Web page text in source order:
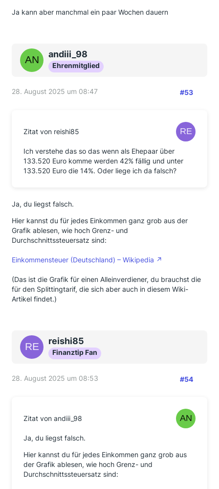
Ja kann aber manchmal ein paar Wochen dauern
andiii_98
Ehrenmitglied
28. August 2025 um 08:47 #53
Zitat von reishi85
Ich verstehe das so das wenn als Ehepaar über
133.520 Euro komme werden 42% fällig und unter
133.520 Euro die 14%. Oder liege ich da falsch?
Ja, du liegst falsch.
Hier kannst du für jedes Einkommen ganz grob aus der
Grafik ablesen, wie hoch Grenz- und
Durchschnittssteuersatz sind:
Einkommensteuer (Deutschland) – Wikipedia
(Das ist die Grafik für einen Alleinverdiener, du brauchst die
für den Splittingtarif, die sich aber auch in diesem Wiki-
Artikel findet.)
reishi85
Finanztip Fan
28. August 2025 um 08:53 #54
Zitat von andiii_98
Ja, du liegst falsch.
Hier kannst du für jedes Einkommen ganz grob aus
der Grafik ablesen, wie hoch Grenz- und
Durchschnittssteuersatz sind: